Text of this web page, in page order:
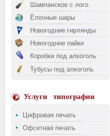
Шампанское с лого
Ёлочные шары
Новогодние гирлянды
Новогодние пайки
Коробки под алкоголь
Тубусы под алкоголь
Услуги типографии
Цифровая печать
Офсетная печать